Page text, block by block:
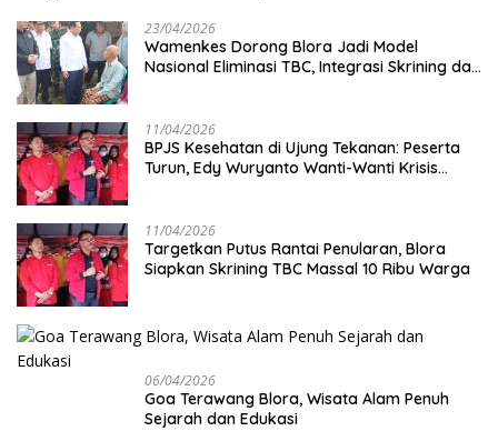
23/04/2026
Wamenkes Dorong Blora Jadi Model
Nasional Eliminasi TBC, Integrasi Skrining dan
11/04/2026
BPJS Kesehatan di Ujung Tekanan: Peserta
Turun, Edy Wuryanto Wanti-Wanti Krisis
11/04/2026
‎Targetkan Putus Rantai Penularan, Blora
Siapkan Skrining TBC Massal 10 Ribu Warga
06/04/2026
Goa Terawang Blora, Wisata Alam Penuh
Sejarah dan Edukasi